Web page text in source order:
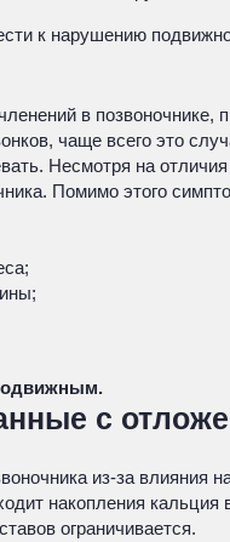
к нарушению
в
чаще всего это
Несмотря на
Помимо этого
с
из-за
накопления кальция
ограничивается.